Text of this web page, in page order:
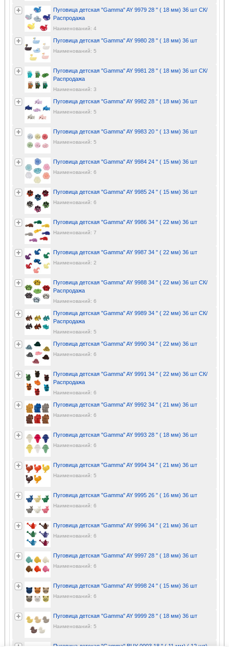
Пуговица детская "Gamma" AY 9979 28 " ( 18 мм) 36 шт СК/
Распродажа
Наименований: 4
Пуговица детская "Gamma" AY 9980 28 " ( 18 мм) 36 шт
Наименований: 5
Пуговица детская "Gamma" AY 9981 28 " ( 18 мм) 36 шт СК/
Распродажа
Наименований: 3
Пуговица детская "Gamma" AY 9982 28 " ( 18 мм) 36 шт
Наименований: 5
Пуговица детская "Gamma" AY 9983 20 " ( 13 мм) 36 шт
Наименований: 5
Пуговица детская "Gamma" AY 9984 24 " ( 15 мм) 36 шт
Наименований: 6
Пуговица детская "Gamma" AY 9985 24 " ( 15 мм) 36 шт
Наименований: 6
Пуговица детская "Gamma" AY 9986 34 " ( 22 мм) 36 шт
Наименований: 7
Пуговица детская "Gamma" AY 9987 34 " ( 22 мм) 36 шт
Наименований: 2
Пуговица детская "Gamma" AY 9988 34 " ( 22 мм) 36 шт СК/
Распродажа
Наименований: 6
Пуговица детская "Gamma" AY 9989 34 " ( 22 мм) 36 шт СК/
Распродажа
Наименований: 5
Пуговица детская "Gamma" AY 9990 34 " ( 22 мм) 36 шт
Наименований: 6
Пуговица детская "Gamma" AY 9991 34 " ( 22 мм) 36 шт СК/
Распродажа
Наименований: 6
Пуговица детская "Gamma" AY 9992 34 " ( 21 мм) 36 шт
Наименований: 6
Пуговица детская "Gamma" AY 9993 28 " ( 18 мм) 36 шт
Наименований: 6
Пуговица детская "Gamma" AY 9994 34 " ( 21 мм) 36 шт
Наименований: 5
Пуговица детская "Gamma" AY 9995 26 " ( 16 мм) 36 шт
Наименований: 6
Пуговица детская "Gamma" AY 9996 34 " ( 21 мм) 36 шт
Наименований: 6
Пуговица детская "Gamma" AY 9997 28 " ( 18 мм) 36 шт
Наименований: 6
Пуговица детская "Gamma" AY 9998 24 " ( 15 мм) 36 шт
Наименований: 6
Пуговица детская "Gamma" AY 9999 28 " ( 18 мм) 36 шт
Наименований: 5